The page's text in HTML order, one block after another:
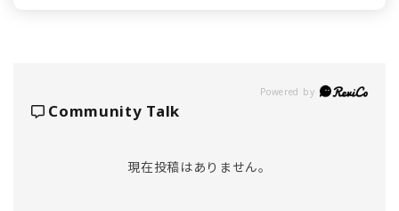
Powered by
Community Talk
現在投稿はありません。